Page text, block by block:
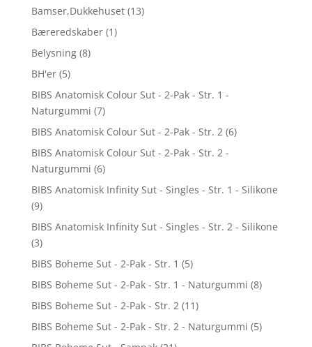
Bamser,Dukkehuset (13)
Bæreredskaber (1)
Belysning (8)
BH'er (5)
BIBS Anatomisk Colour Sut - 2-Pak - Str. 1 -
Naturgummi (7)
BIBS Anatomisk Colour Sut - 2-Pak - Str. 2 (6)
BIBS Anatomisk Colour Sut - 2-Pak - Str. 2 -
Naturgummi (6)
BIBS Anatomisk Infinity Sut - Singles - Str. 1 - Silikone
(9)
BIBS Anatomisk Infinity Sut - Singles - Str. 2 - Silikone
(3)
BIBS Boheme Sut - 2-Pak - Str. 1 (5)
BIBS Boheme Sut - 2-Pak - Str. 1 - Naturgummi (8)
BIBS Boheme Sut - 2-Pak - Str. 2 (11)
BIBS Boheme Sut - 2-Pak - Str. 2 - Naturgummi (5)